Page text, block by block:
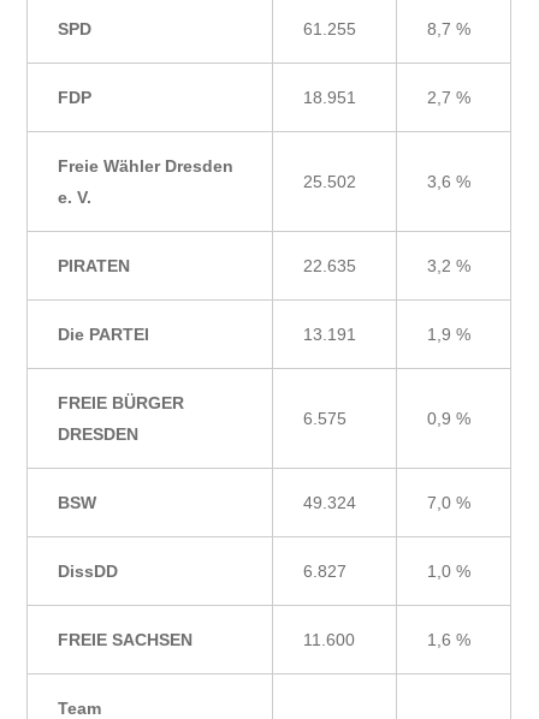
SPD 61.255 8,7 %
FDP 18.951 2,7 %
Freie Wähler Dresden
e. V.
25.502 3,6 %
PIRATEN 22.635 3,2 %
Die PARTEI 13.191 1,9 %
FREIE BÜRGER
DRESDEN
6.575 0,9 %
BSW 49.324 7,0 %
DissDD 6.827 1,0 %
FREIE SACHSEN 11.600 1,6 %
Team